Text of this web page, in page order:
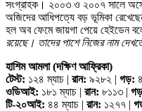
সংগ্রাহক। ২০০৩ ও ২০০৭ সালে
অজিদের আধিপত্যে বড় ভূমিকা
হল অব ফেমে জায়গা পেয়ে হেইডেন
রয়েছে। তাদের পাশে নিজের নাম
হাশিম আমলা (দক্ষিণ আফ্রিকা)
টেস্ট: ১২৪ ম্যাচ | রান: ৯২৮২ | গড়:
ওডিআই: ১৮১ ম্যাচ | রান: ৮১১৩ |
টি-২০আই: ৪৪ ম্যাচ | রান: ১২৭৭ |